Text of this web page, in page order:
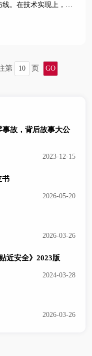
。在技术实现上，该
行环境的可信度量，
第 页
事故，背后故事大公
2023-12-15
书
2026-05-20
2026-03-26
近安全》2023版
2024-03-28
2026-03-26